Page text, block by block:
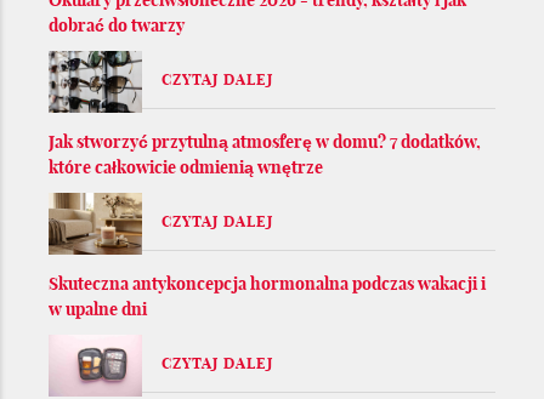
dobrać do twarzy
CZYTAJ DALEJ
Jak stworzyć przytulną atmosferę w domu? 7 dodatków,
które całkowicie odmienią wnętrze
CZYTAJ DALEJ
Skuteczna antykoncepcja hormonalna podczas wakacji i
w upalne dni
CZYTAJ DALEJ